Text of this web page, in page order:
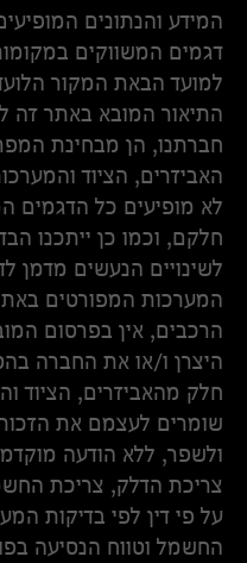
המידע והנתונים
דגמים המשווקים
למועד הבאת המקור
התיאור המובא באתר זה
חברתנו, הן מבחינת
האביזרים, הציוד
לא מופיעים כל הדגמים
חלקם, וכמו כן ייתכנו
לשינויים הנעשים מדמן
המערכות המפורטים
הרכבים, אין בפרסום
היצרן ו/או את החברה
חלק מהאביזרים, הציוד
שומרים לעצמם את
ולשפר, ללא הודעה
צריכת הדלק, צריכת
על פי דין לפי בדיקות
החשמל וטווח הנסיעה